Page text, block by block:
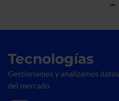
Tecnologías
Gestionamos y analizamos
del mercado.